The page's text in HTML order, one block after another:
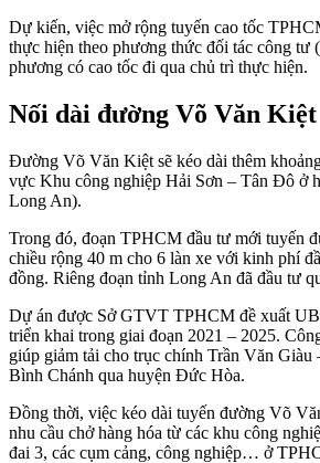
Dự kiến, việc mở rộng tuyến cao tốc
thực hiện theo phương thức đối tác công tư
phương có cao tốc đi qua chủ trì thực hiện.
Nối dài đường Võ Văn Kiệt
Đường Võ Văn Kiệt sẽ kéo dài thêm
vực Khu công nghiệp Hải Sơn – Tân Đô ở
Long An).
Trong đó, đoạn TPHCM đầu tư mới tuyến
chiều rộng 40 m cho 6 làn xe với kinh phí
đồng. Riêng đoạn tỉnh Long An đã đầu tư
Dự án được Sở GTVT TPHCM đề xuất
triển khai trong giai đoạn 2021 – 2025.
giúp giảm tải cho trục chính Trần Văn
Bình Chánh qua huyện Đức Hòa.
Đồng thời, việc kéo dài tuyến đường Võ
nhu cầu chở hàng hóa từ các khu công
đai 3, các cụm cảng, công nghiệp… ở